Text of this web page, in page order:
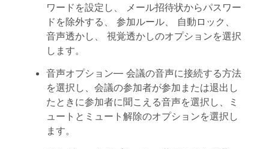
ワードを設定し、
メール招待状からパスワー
ドを除外する
参加ルール 自動ロック
音声透かし
視覚透かしのオプションを選択
します。
音声オプション— 会議の音声に接続する方法
を選択し、会議の参加者が参加または退出し
たときに参加者に聞こえる音声を選択し、ミ
ュートとミュート解除のオプションを選択し
ます。